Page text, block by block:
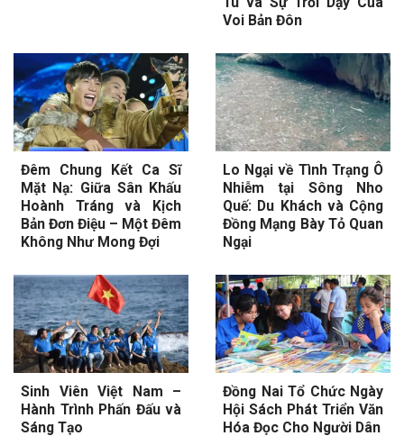
Voi Bản Đôn
Đêm Chung Kết Ca Sĩ
Mặt Nạ: Giữa Sân Khấu
Hoành Tráng và Kịch
Bản Đơn Điệu – Một Đêm
Không Như Mong Đợi
Lo Ngại về Tình Trạng Ô
Nhiễm tại Sông Nho
Quế: Du Khách và Cộng
Đồng Mạng Bày Tỏ Quan
Ngại
Sinh Viên Việt Nam –
Hành Trình Phấn Đấu và
Sáng Tạo
Đồng Nai Tổ Chức Ngày
Hội Sách Phát Triển Văn
Hóa Đọc Cho Người Dân